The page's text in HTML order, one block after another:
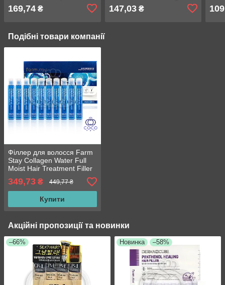
169,74 ₴ 147,03₴
Подібні товари компанії
Філлер для волосся Farm
Stay Collagen Water Full
Moist Hair Treatment Filler
з колагеном 10*13 мл
349,73 ₴ 449,77 ₴
Купити
Акційні пропозиції та новинки
–66% Новинка –58%